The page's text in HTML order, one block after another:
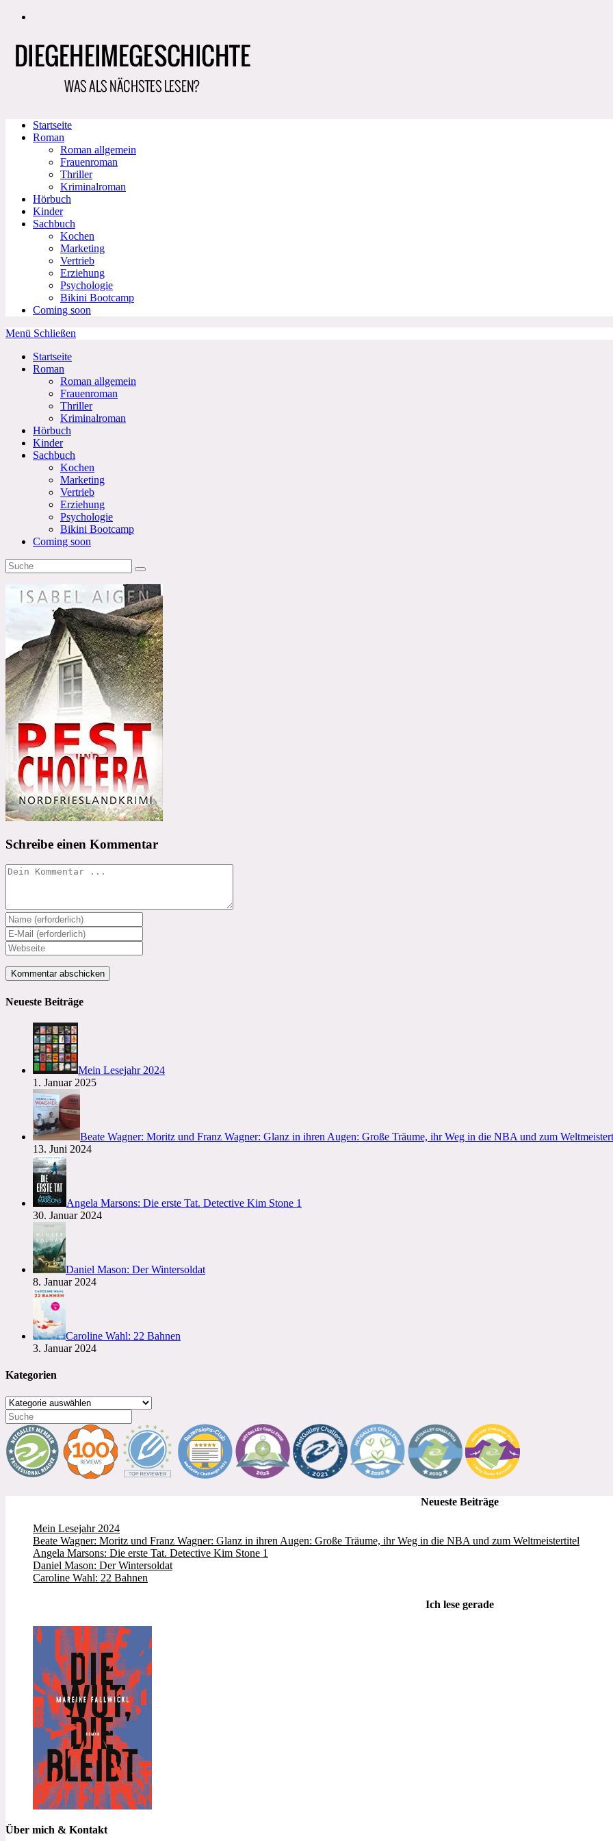
Zum
Startseite
Roman
Roman allgemein
Frauenroman
Thriller
Kriminalroman
Hörbuch
Kinder
Sachbuch
Kochen
Marketing
Vertrieb
Erziehung
Psychologie
Bikini Bootcamp
Coming soon
Menü Schließen
Startseite
Roman
Roman allgemein
Frauenroman
Thriller
Kriminalroman
Hörbuch
Kinder
Sachbuch
Kochen
Marketing
Vertrieb
Erziehung
Psychologie
Bikini Bootcamp
Coming soon
Schreibe einen Kommentar
Kommentieren
Gib
deinen
Namen
oder
Benutzernamen
zum
ein
Gib
deine
E-
Mail-
Adresse
Kommentieren
Gib
deine
Website-
URL
ein
(optional)
Neueste Beiträge
Mein Lesejahr 2024
1. Januar 2025
Beate Wagner: Moritz und Franz Wagner: Glanz in ihren Augen: Große Träume, ihr Weg in die NBA und zum
13. Juni 2024
Angela Marsons: Die erste Tat. Detective Kim Stone 1
30. Januar 2024
Daniel Mason: Der Wintersoldat
8. Januar 2024
Caroline Wahl: 22 Bahnen
3. Januar 2024
Kategorien
Kategorien
Neueste Beiträge
Mein Lesejahr 2024
Beate Wagner: Moritz und Franz Wagner: Glanz in ihren Augen: Große Träume, ihr Weg in die NBA und zum Weltmeistertitel
Angela Marsons: Die erste Tat. Detective Kim Stone 1
Daniel Mason: Der Wintersoldat
Caroline Wahl: 22 Bahnen
Ich lese gerade
Über mich & Kontakt